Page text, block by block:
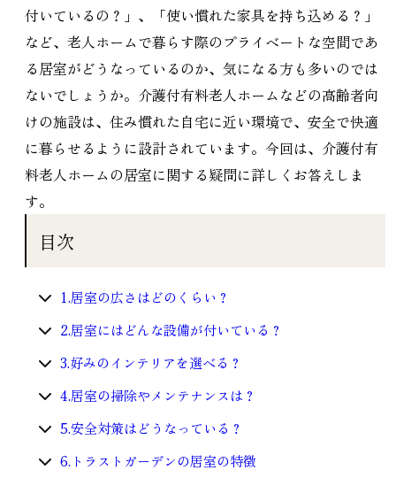
付いているの？」、「使い慣れた家具を持ち込める？」
など、老人ホームで暮らす際のプライベートな空間であ
る居室がどうなっているのか、気になる方も多いのでは
ないでしょうか。介護付有料老人ホームなどの高齢者向
けの施設は、住み慣れた自宅に近い環境で、安全で快適
に暮らせるように設計されています。今回は、介護付有
料老人ホームの居室に関する疑問に詳しくお答えしま
す。
目次
1.居室の広さはどのくらい？
2.居室にはどんな設備が付いている？
3.好みのインテリアを選べる？
4.居室の掃除やメンテナンスは？
5.安全対策はどうなっている？
6.トラストガーデンの居室の特徴